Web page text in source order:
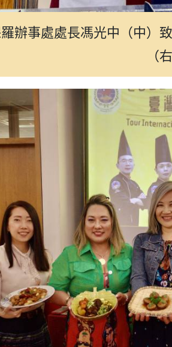
辦事處處長馮光中（中）
（